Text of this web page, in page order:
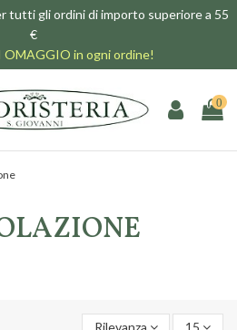
tutti gli ordini di importo superiore a 55
€
in ogni ordine!
0